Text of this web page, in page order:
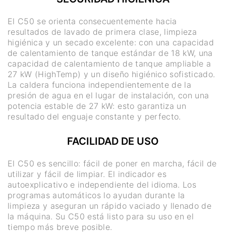
El C50 se orienta consecuentemente hacia
resultados de lavado de primera clase, limpieza
higiénica y un secado excelente: con una capacidad
de calentamiento de tanque estándar de 18 kW, una
capacidad de calentamiento de tanque ampliable a
27 kW (HighTemp) y un diseño higiénico sofisticado.
La caldera funciona independientemente de la
presión de agua en el lugar de instalación, con una
potencia estable de 27 kW: esto garantiza un
resultado del enguaje constante y perfecto.
FACILIDAD DE USO
El C50 es sencillo: fácil de poner en marcha, fácil de
utilizar y fácil de limpiar. El indicador es
autoexplicativo e independiente del idioma. Los
programas automáticos lo ayudan durante la
limpieza y aseguran un rápido vaciado y llenado de
la máquina. Su C50 está listo para su uso en el
tiempo más breve posible.